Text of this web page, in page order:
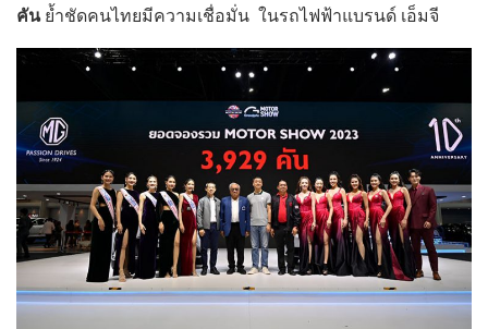
คันย้ำชัดคนไทยมีความเชื่อมั่น ในรถไฟฟ้าแบรนด์ เอ็มจี